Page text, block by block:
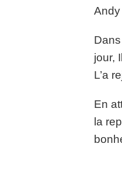
Andy
jour,
L’a
En
la